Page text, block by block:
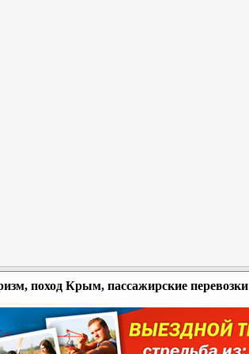
поход Крым, пассажирские перевозки